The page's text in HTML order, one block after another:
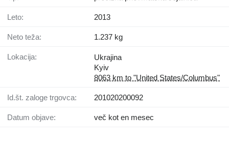
Leto: 2013
Neto teža: 1.237 kg
Lokacija:
Ukrajina
Kyiv
8063 km to "United States/Columbus"
Id.št. zaloge trgovca: 201020200092
Datum objave: več kot en mesec